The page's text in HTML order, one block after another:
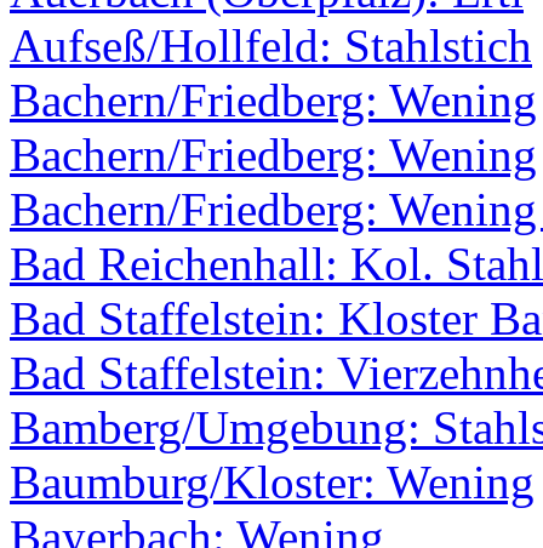
Aufseß/Hollfeld: Stahlstich
Bachern/Friedberg: Wening
Bachern/Friedberg: Wening
Bachern/Friedberg:
Bad Reichenhall: Kol.
Bad Staffelstein: Kloster
Bad Staffelstein:
Bamberg/Umgebung:
Baumburg/Kloster: Wening
Bayerbach: Wening